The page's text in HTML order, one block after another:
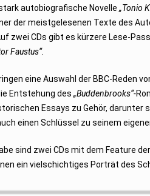
autobiografische Novelle„Tonio
der meistgelesenen Texte des
zwei CDs gibt es kürzere Lese-
Faustus“.
eine Auswahl der BBC-Reden
Entstehung des„Buddenbrooks“-
Essays zu Gehör,
einen Schlüssel zu seinem
sind zwei CDs mit dem Feature
ein vielschichtiges Porträt des